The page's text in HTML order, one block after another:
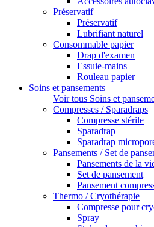
Préservatif
Préservatif
Lubrifiant naturel
Consommable papier
Drap d'examen
Essuie-mains
Rouleau papier
Soins et pansements
Voir tous Soins et
Compresses / Sparadraps
Compresse stérile
Sparadrap
Sparadrap
Pansements / Set de
Pansements de la
Set de pansement
Pansement
Thermo / Cryothérapie
Compresse pour
Spray